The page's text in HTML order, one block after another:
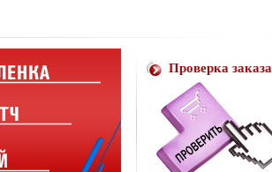
Проверка заказа